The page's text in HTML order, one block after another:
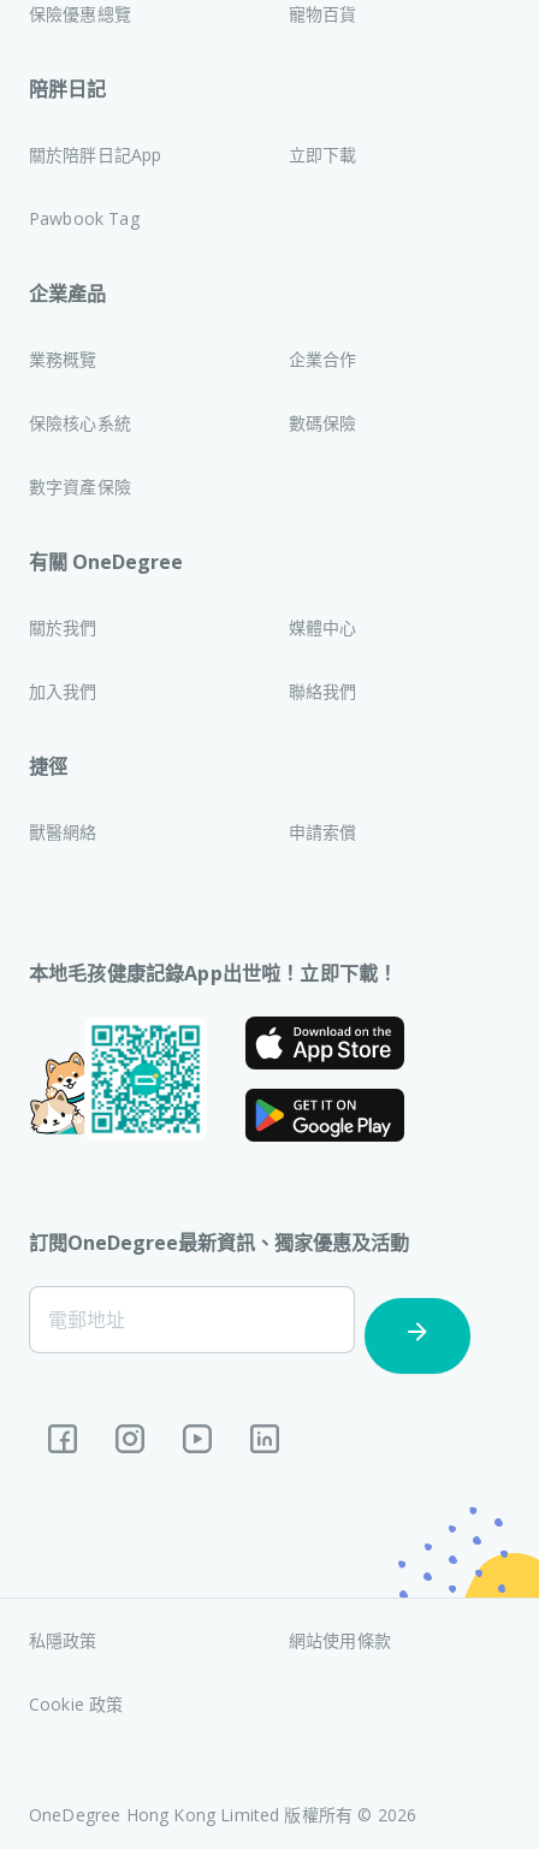
保險優惠總覽 寵物百貨
陪胖日記
關於陪胖日記App 立即下載
Pawbook Tag
企業產品
業務概覽 企業合作
保險核心系統 數碼保險
數字資產保險
有關 OneDegree
關於我們 媒體中心
加入我們 聯絡我們
捷徑
獸醫網絡 申請索償
本地毛孩健康記錄App出世啦！立即下載！
訂閱OneDegree最新資訊、獨家優惠及活動
[Footer]
Subscription
電郵地址
OneDegree Hong Kong Limited 版權所有 © 2026
私隱政策 網站使用條款
Cookie 政策